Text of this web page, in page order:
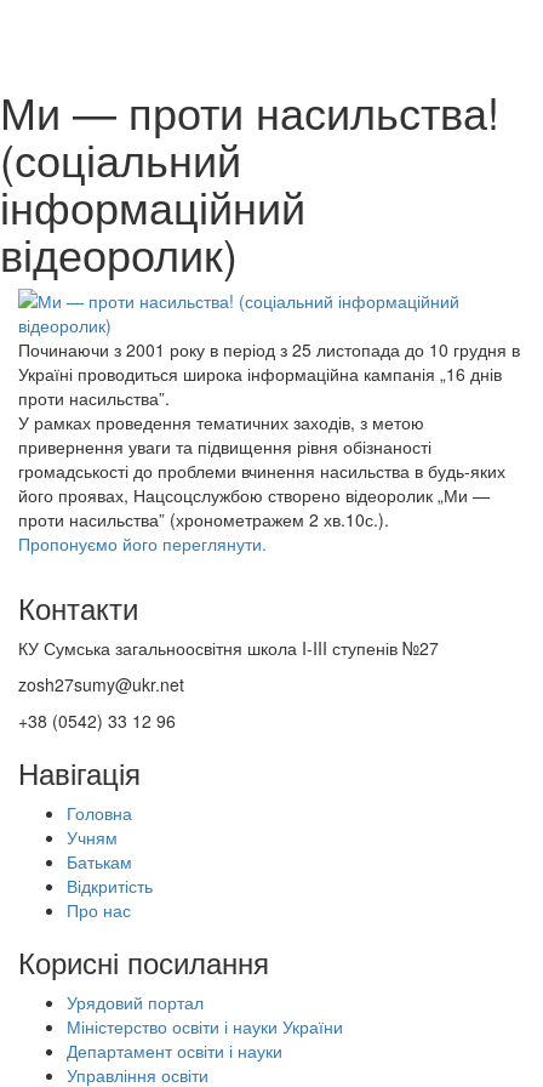
Ми — проти насильства!
(соціальний
інформаційний
відеоролик)
Починаючи з 2001 року в період з 25 листопада до 10 грудня в
Україні проводиться широка інформаційна кампанія „16 днів
проти насильства”.
У рамках проведення тематичних заходів, з метою
привернення уваги та підвищення рівня обізнаності
громадськості до проблеми вчинення насильства в будь-яких
його проявах, Нацсоцслужбою створено відеоролик „Ми —
проти насильства” (хронометражем 2 хв.10с.).
Пропонуємо його переглянути.
Контакти
КУ Сумська загальноосвітня школа I-III ступенів №27
zosh27sumy@ukr.net
+38 (0542) 33 12 96
Навігація
Головна
Учням
Батькам
Відкритість
Про нас
Корисні посилання
Урядовий портал
Міністерство освіти і науки України
Департамент освіти і науки
Управління освіти